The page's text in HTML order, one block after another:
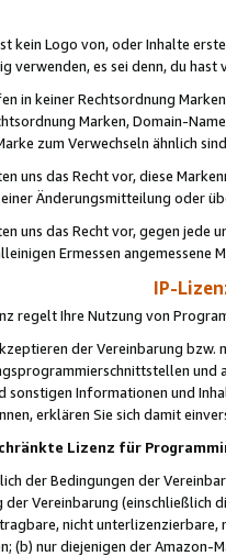
kein Logo von, oder Inhalte
verwenden, es sei denn, du
in keiner Rechtsordnung
Marken, Domain-
zum Verwechseln ähnlich
uns das Recht vor, diese
Änderungsmitteilung oder
uns das Recht vor, gegen jede
Ermessen angemessene
IP-
regelt Ihre Nutzung von
der Vereinbarung
und
sonstigen Informationen und
erklären Sie sich damit
Lizenz für
der Bedingungen der
der Vereinbarung (einschließlich
nicht unterlizenzierbare,
(b) nur diejenigen der Amazon-